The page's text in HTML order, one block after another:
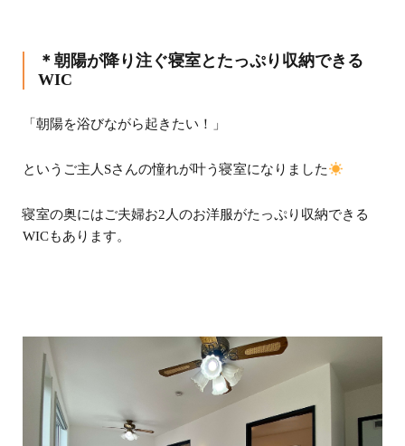
＊朝陽が降り注ぐ寝室とたっぷり収納できる
WIC
「朝陽を浴びながら起きたい！」
というご主人Sさんの憧れが叶う寝室になりました
寝室の奥にはご夫婦お2人のお洋服がたっぷり収納できる
WICもあります。